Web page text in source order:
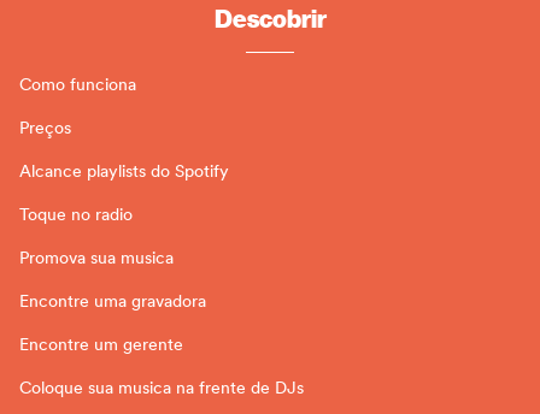
Descobrir
Como funciona
Preços
Alcance playlists do Spotify
Toque no radio
Promova sua musica
Encontre uma gravadora
Encontre um gerente
Coloque sua musica na frente de DJs